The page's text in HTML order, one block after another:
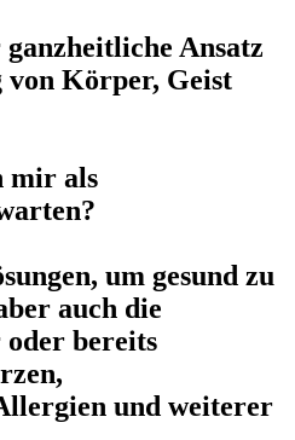
Ansatz
Körper, Geist
mir als
um gesund zu
auch die
bereits
und weiterer